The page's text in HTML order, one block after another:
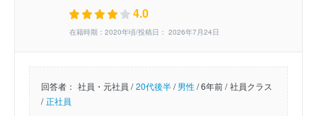
4.0
在籍時期：2020年頃/投稿日： 2026年7月24日
回答者： 社員・元社員 / 20代後半/男性/6年前 / 社員クラス
/ 正社員